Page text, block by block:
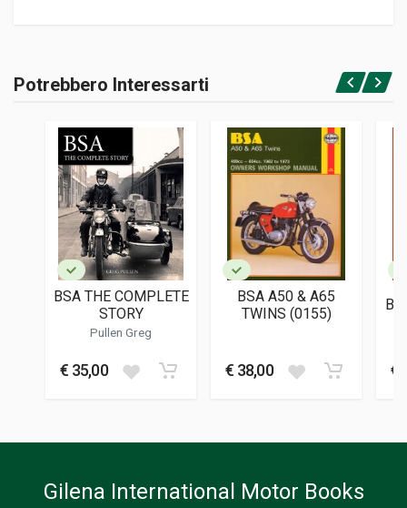
Brossura
ISBN / EAN
9781787115484
LINGUA DEL TESTO
21 x 25 x 1 cm
Accedi o registrati
Potrebbero Interessarti
BSA THE COMPLETE
STORY
Pullen Greg
€ 35,00
BSA A50 & A65
TWINS (0155)
€ 38,00 €
Gilena International Motor Books